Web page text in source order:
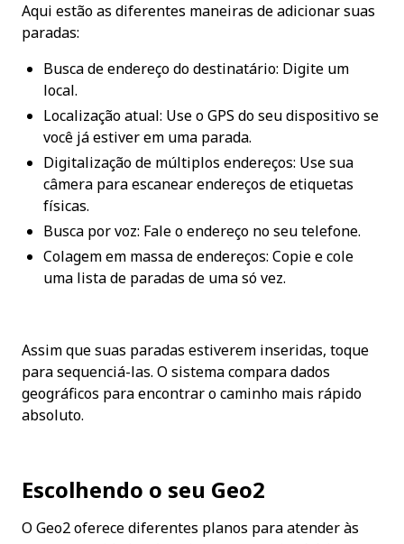
Aqui estão as diferentes maneiras de adicionar suas
paradas:
Busca de endereço do destinatário: Digite um
local.
Localização atual: Use o GPS do seu dispositivo se
você já estiver em uma parada.
Digitalização de múltiplos endereços: Use sua
câmera para escanear endereços de etiquetas
físicas.
Busca por voz: Fale o endereço no seu telefone.
Colagem em massa de endereços: Copie e cole
uma lista de paradas de uma só vez.
Assim que suas paradas estiverem inseridas, toque
para sequenciá-las. O sistema compara dados
geográficos para encontrar o caminho mais rápido
absoluto.
Escolhendo o seu Geo2
O Geo2 oferece diferentes planos para atender às